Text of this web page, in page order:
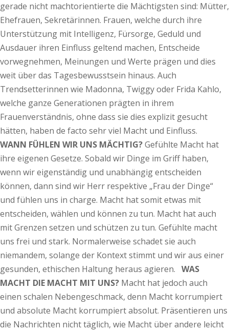
gerade nicht machtorientierte die Mächtigsten sind: Mütter,
Ehefrauen, Sekretärinnen. Frauen, welche durch ihre
Unterstützung mit Intelligenz, Fürsorge, Geduld und
Ausdauer ihren Einfluss geltend machen, Entscheide
vorwegnehmen, Meinungen und Werte prägen und dies
weit über das Tagesbewusstsein hinaus. Auch
Trendsetterinnen wie Madonna, Twiggy oder Frida Kahlo,
welche ganze Generationen prägten in ihrem
Frauenverständnis, ohne dass sie dies explizit gesucht
hätten, haben de facto sehr viel Macht und Einfluss.
WANN FÜHLEN WIR UNS MÄCHTIG?Gefühlte Macht hat
ihre eigenen Gesetze. Sobald wir Dinge im Griff haben,
wenn wir eigenständig und unabhängig entscheiden
können, dann sind wir Herr respektive „Frau der Dinge“
und fühlen uns in charge. Macht hat somit etwas mit
entscheiden, wählen und können zu tun. Macht hat auch
mit Grenzen setzen und schützen zu tun. Gefühlte macht
uns frei und stark. Normalerweise schadet sie auch
niemandem, solange der Kontext stimmt und wir aus einer
gesunden, ethischen Haltung heraus agieren. WAS
MACHT DIE MACHT MIT UNS? Macht hat jedoch auch
einen schalen Nebengeschmack, denn Macht korrumpiert
und absolute Macht korrumpiert absolut. Präsentieren uns
die Nachrichten nicht täglich, wie Macht über andere leicht